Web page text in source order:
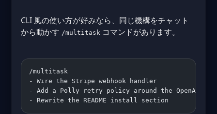
CLI 風の使い方が好みなら、同じ機構をチャット
から動かす /multitask コマンドがあります。
/multitask
- Wire the Stripe webhook handler
- Add a Polly retry policy around the OpenAI
- Rewrite the README install section